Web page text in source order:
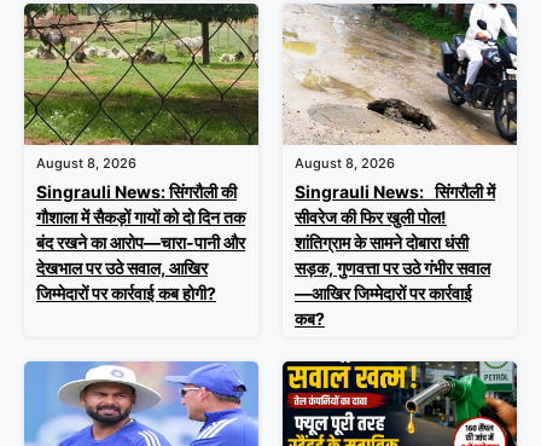
August 8, 2026
Singrauli News: सिंगरौली की
गौशाला में सैकड़ों गायों को दो दिन तक
बंद रखने का आरोप—चारा-पानी और
देखभाल पर उठे सवाल, आखिर
जिम्मेदारों पर कार्रवाई कब होगी?
August 8, 2026
Singrauli News: सिंगरौली में
सीवरेज की फिर खुली पोल!
शांतिग्राम के सामने दोबारा धंसी
सड़क, गुणवत्ता पर उठे गंभीर सवाल
—आखिर जिम्मेदारों पर कार्रवाई
कब?